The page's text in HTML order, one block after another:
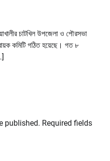
চাটখিল উপজেলা ও পৌরসভা
কমিটি গঠিত হয়েছে। গত ৮
published. Required fields